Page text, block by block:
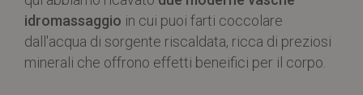
SANT'ALBERICO
SANT'ALBERICO
idromassaggio in cui puoi farti coccolare
dall'acqua di sorgente riscaldata, ricca di preziosi
minerali che offrono effetti beneifici per il corpo.